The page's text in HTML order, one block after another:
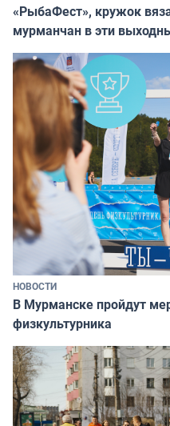
«РыбаФест», кружок
мурманчан в эти
НОВОСТИ
В Мурманске пройдут
физкультурника